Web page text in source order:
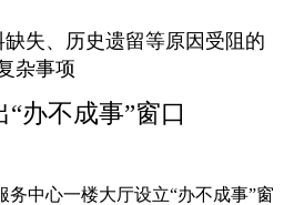
失、历史遗留等原因受阻的
杂事项
办不成事”窗口
中心一楼大厅设立“办不成事”窗